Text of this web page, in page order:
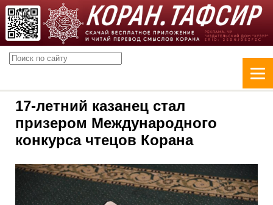
17-летний казанец стал
призером Международного
конкурса чтецов Корана